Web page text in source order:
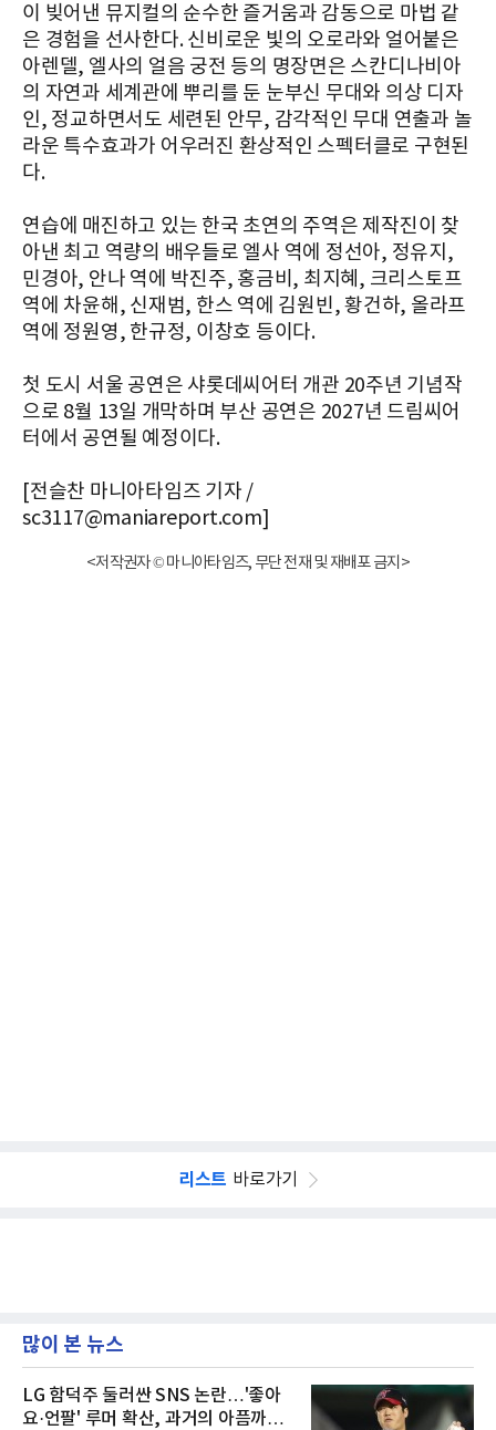
이 빚어낸 뮤지컬의 순수한 즐거움과 감동으로 마법 같
은 경험을 선사한다. 신비로운 빛의 오로라와 얼어붙은
아렌델, 엘사의 얼음 궁전 등의 명장면은 스칸디나비아
의 자연과 세계관에 뿌리를 둔 눈부신 무대와 의상 디자
인, 정교하면서도 세련된 안무, 감각적인 무대 연출과 놀
라운 특수효과가 어우러진 환상적인 스펙터클로 구현된
다.
연습에 매진하고 있는 한국 초연의 주역은 제작진이 찾
아낸 최고 역량의 배우들로 엘사 역에 정선아, 정유지,
민경아, 안나 역에 박진주, 홍금비, 최지혜, 크리스토프
역에 차윤해, 신재범, 한스 역에 김원빈, 황건하, 올라프
역에 정원영, 한규정, 이창호 등이다.
첫 도시 서울 공연은 샤롯데씨어터 개관 20주년 기념작
으로 8월 13일 개막하며 부산 공연은 2027년 드림씨어
터에서 공연될 예정이다.
[전슬찬 마니아타임즈 기자 /
sc3117@maniareport.com]
<저작권자 © 마니아타임즈, 무단 전재 및 재배포 금지>
리스트 바로가기
많이 본 뉴스
LG 함덕주 둘러싼 SNS 논란…'좋아
요·언팔' 루머 확산, 과거의 아픔까지